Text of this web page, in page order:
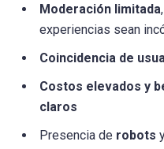
Moderación limitada
experiencias sean
Coincidencia de
Costos elevados y
claros
Presencia de robots